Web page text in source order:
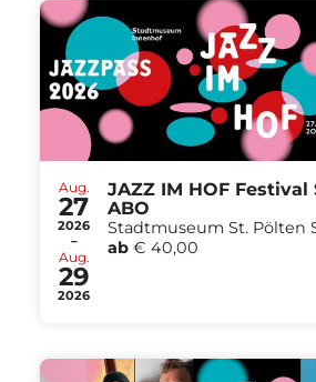
Aug.
27
2026
-
Aug.
29
2026
JAZZ IM HOF Festival
ABO
Stadtmuseum St. Pölten
ab € 40,00